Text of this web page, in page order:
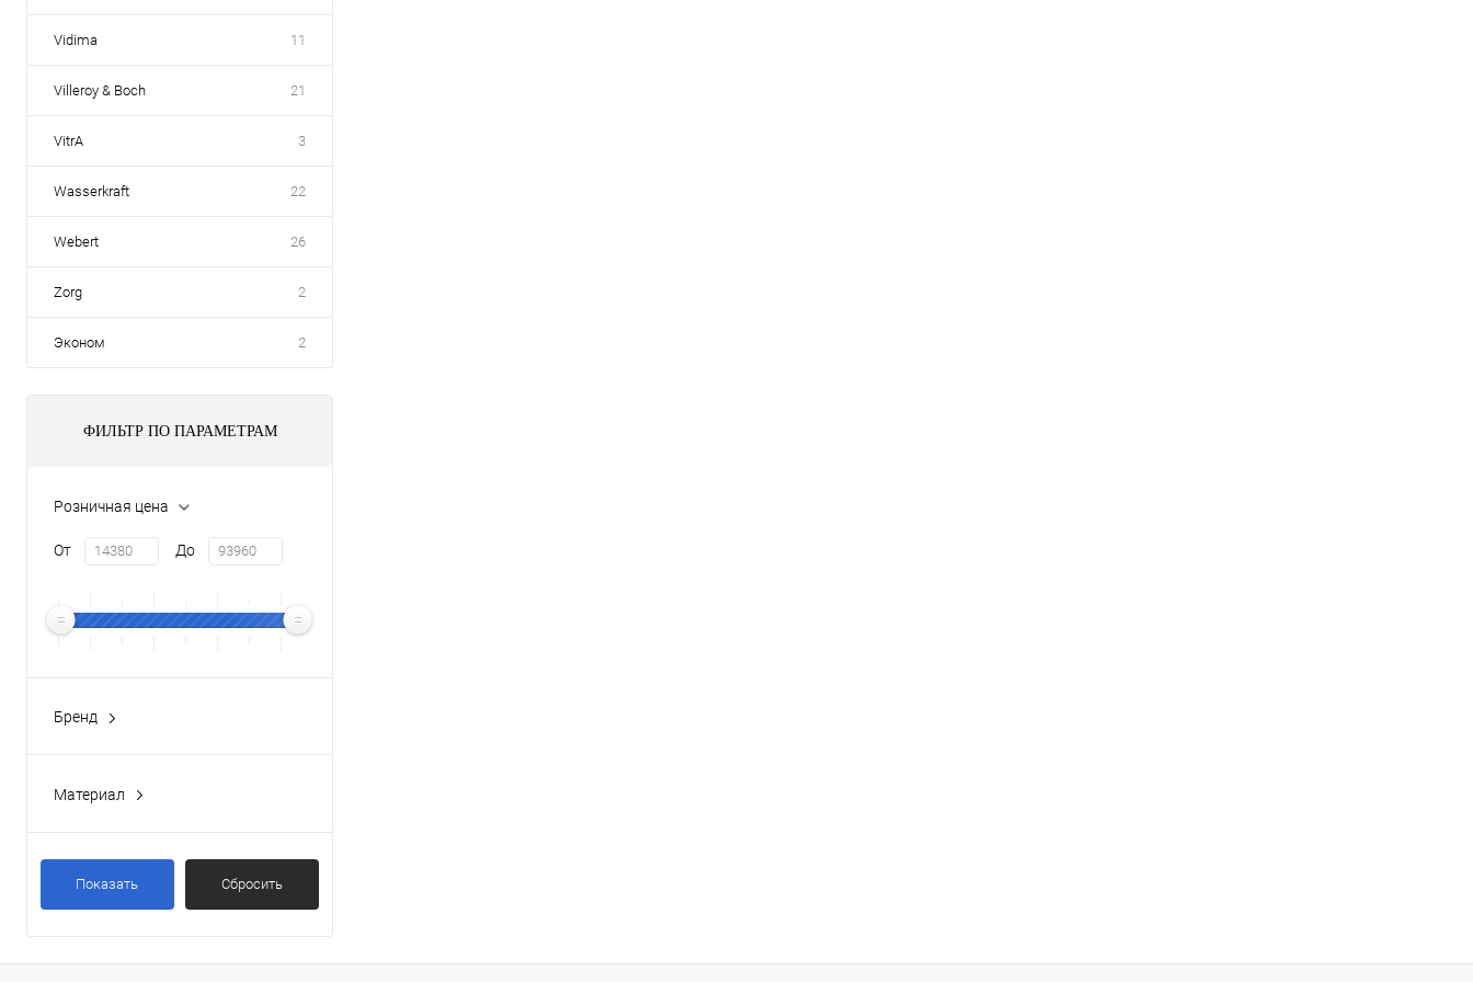
Vidima 11
Villeroy & Boch 21
VitrA 3
Wasserkraft 22
Webert 26
Zorg 2
Эконом 2
ФИЛЬТР ПО ПАРАМЕТРАМ
Розничная цена
От До
Бренд
Материал
Показать Сбросить